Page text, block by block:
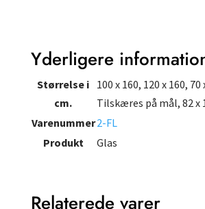
Yderligere
Størrelse i
cm.
100 x 160, 120 x 160, 70
Tilskæres på mål, 82 x
Varenummer2-FL
Produkt
Glas
Relaterede varer